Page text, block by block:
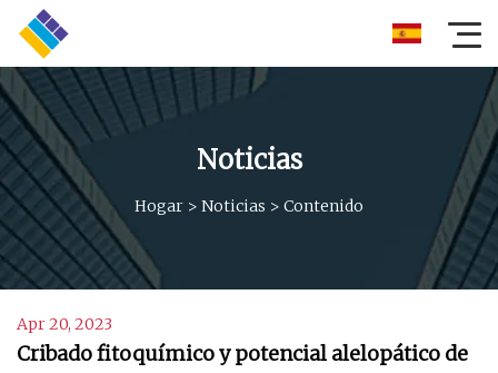
Noticias
Hogar > Noticias > Contenido
Apr 20, 2023
Cribado fitoquímico y potencial alelopático de